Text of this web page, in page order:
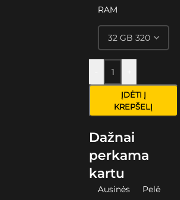
RAM
ĮDĖTI Į
KREPŠELĮ
Dažnai
perkama
kartu
Ausinės Pelė